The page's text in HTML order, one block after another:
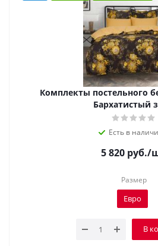
Комплекты постельного
Бархатистый
Есть в
5 820 руб./
Размер
Евро
В